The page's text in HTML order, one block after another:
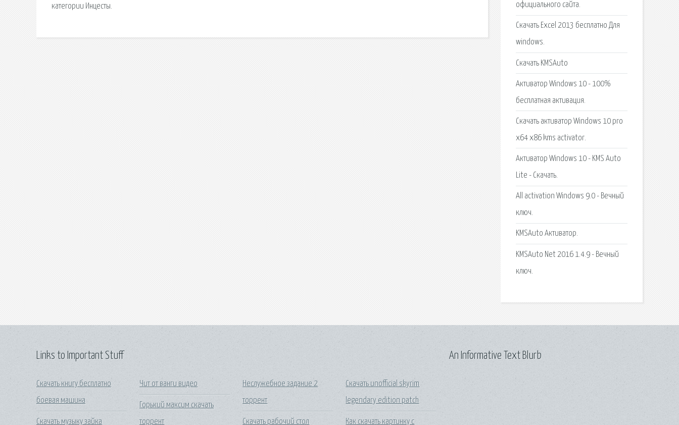
категории Инцесты.
официального сайта.
Скачать Excel 2013 бесплатно Для
windows.
Скачать KMSAuto
Активатор Windows 10 - 100%
бесплатная активация.
Скачать активатор Windows 10 pro
x64 x86 kms activator.
Активатор Windows 10 - KMS Auto
Lite - Скачать.
All activation Windows 9.0 - Вечный
ключ.
KMSAuto Активатор.
KMSAuto Net 2016 1.4.9 - Вечный
ключ.
Links to Important Stuff
Скачать книгу бесплатно
боевая машина
Скачать музыку зайка
Чит от ванги видео
Горький максим скачать
торрент
Неслужебное задание 2
торрент
Скачать рабочий стол
Скачать unofficial skyrim
legendary edition patch
Как скачать картинку с
An Informative Text Blurb